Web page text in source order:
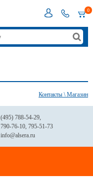
0
Контакты \ Магазин
(495) 788-54-29,
790-76-10, 795-51-73
info@alsera.ru